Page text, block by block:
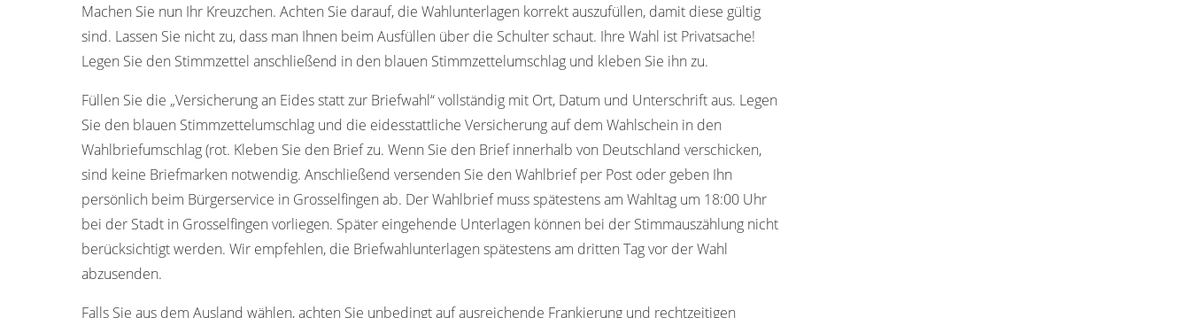
Machen Sie nun Ihr Kreuzchen. Achten Sie darauf, die Wahlunterlagen korrekt auszufüllen, damit diese gültig
sind. Lassen Sie nicht zu, dass man Ihnen beim Ausfüllen über die Schulter schaut. Ihre Wahl ist Privatsache!
Legen Sie den Stimmzettel anschließend in den blauen Stimmzettelumschlag und kleben Sie ihn zu.
Füllen Sie die „Versicherung an Eides statt zur Briefwahl“ vollständig mit Ort, Datum und Unterschrift aus. Legen
Sie den blauen Stimmzettelumschlag und die eidesstattliche Versicherung auf dem Wahlschein in den
Wahlbriefumschlag (rot. Kleben Sie den Brief zu. Wenn Sie den Brief innerhalb von Deutschland verschicken,
sind keine Briefmarken notwendig. Anschließend versenden Sie den Wahlbrief per Post oder geben Ihn
persönlich beim Bürgerservice in Grosselfingen ab. Der Wahlbrief muss spätestens am Wahltag um 18:00 Uhr
bei der Stadt in Grosselfingen vorliegen. Später eingehende Unterlagen können bei der Stimmauszählung nicht
berücksichtigt werden. Wir empfehlen, die Briefwahlunterlagen spätestens am dritten Tag vor der Wahl
abzusenden.
Falls Sie aus dem Ausland wählen, achten Sie unbedingt auf ausreichende Frankierung und rechtzeitigen